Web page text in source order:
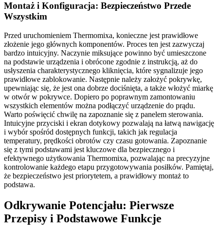
Montaż i Konfiguracja: Bezpieczeństwo Przede
Wszystkim
Przed uruchomieniem Thermomixa, konieczne jest prawidłowe
złożenie jego głównych komponentów. Proces ten jest zazwyczaj
bardzo intuicyjny. Naczynie miksujące powinno być umieszczone
na podstawie urządzenia i obrócone zgodnie z instrukcją, aż do
usłyszenia charakterystycznego kliknięcia, które sygnalizuje jego
prawidłowe zablokowanie. Następnie należy założyć pokrywkę,
upewniając się, że jest ona dobrze dociśnięta, a także włożyć miarkę
w otwór w pokrywce. Dopiero po poprawnym zamontowaniu
wszystkich elementów można podłączyć urządzenie do prądu.
Warto poświęcić chwilę na zapoznanie się z panelem sterowania.
Intuicyjne przyciski i ekran dotykowy pozwalają na łatwą nawigację
i wybór spośród dostępnych funkcji, takich jak regulacja
temperatury, prędkości obrotów czy czasu gotowania. Zapoznanie
się z tymi podstawami jest kluczowe dla bezpiecznego i
efektywnego użytkowania Thermomixa, pozwalając na precyzyjne
kontrolowanie każdego etapu przygotowywania posiłków. Pamiętaj,
że bezpieczeństwo jest priorytetem, a prawidłowy montaż to
podstawa.
Odkrywanie Potencjału: Pierwsze
Przepisy i Podstawowe Funkcje